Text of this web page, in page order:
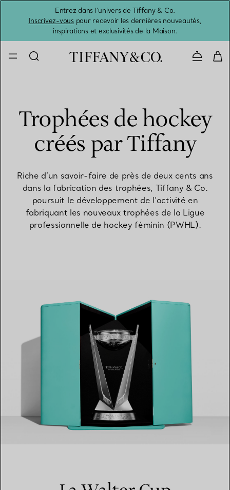
Entrez dans l’univers de Tiffany & Co.
Inscrivez-vouspour recevoir les dernières nouveautés,
inspirations et exclusivités de la Maison.
Trophées de hockey
créés par Tiffany
Riche d’un savoir-faire de près de deux cents ans
dans la fabrication des trophées, Tiffany & Co.
poursuit le développement de l’activité en
fabriquant les nouveaux trophées de la Ligue
professionnelle de hockey féminin (PWHL).